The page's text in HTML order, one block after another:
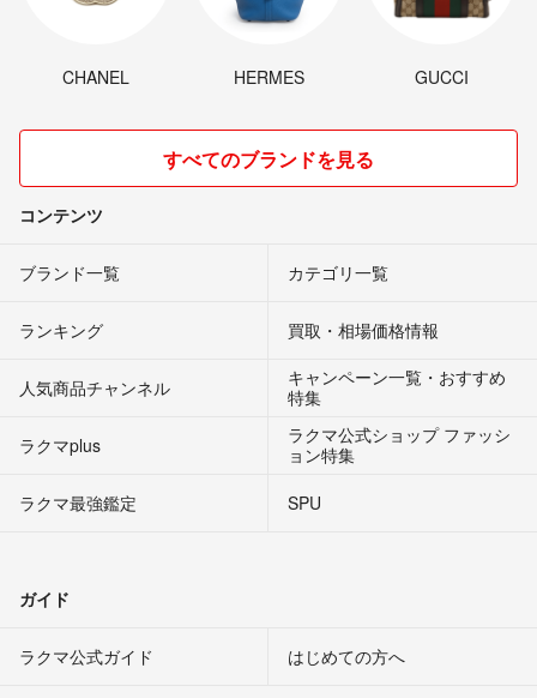
CHANEL HERMES GUCCI
すべてのブランドを見る
コンテンツ
ブランド一覧 カテゴリ一覧
ランキング 買取・相場価格情報
人気商品チャンネル
キャンペーン一覧・おすすめ
特集
ラクマplus
ラクマ公式ショップ ファッシ
ョン特集
ラクマ最強鑑定
SPU
ガイド
ラクマ公式ガイド はじめての方へ